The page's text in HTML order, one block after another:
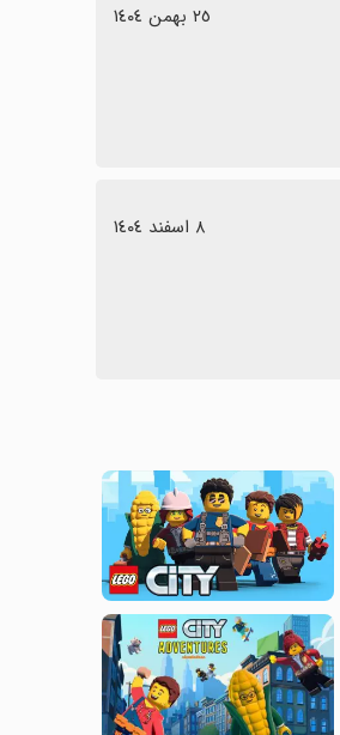
٢٥ بهمن ١٤٠٤
٨ اسفند ١٤٠٤